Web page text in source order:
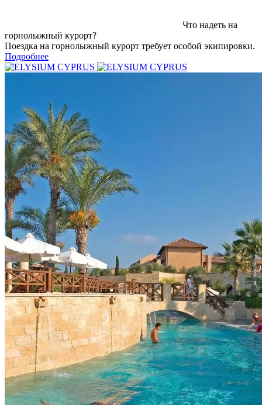
Что надеть на
горнолыжный курорт?
Поездка на горнолыжный курорт требует особой экипировки.
Подробнее